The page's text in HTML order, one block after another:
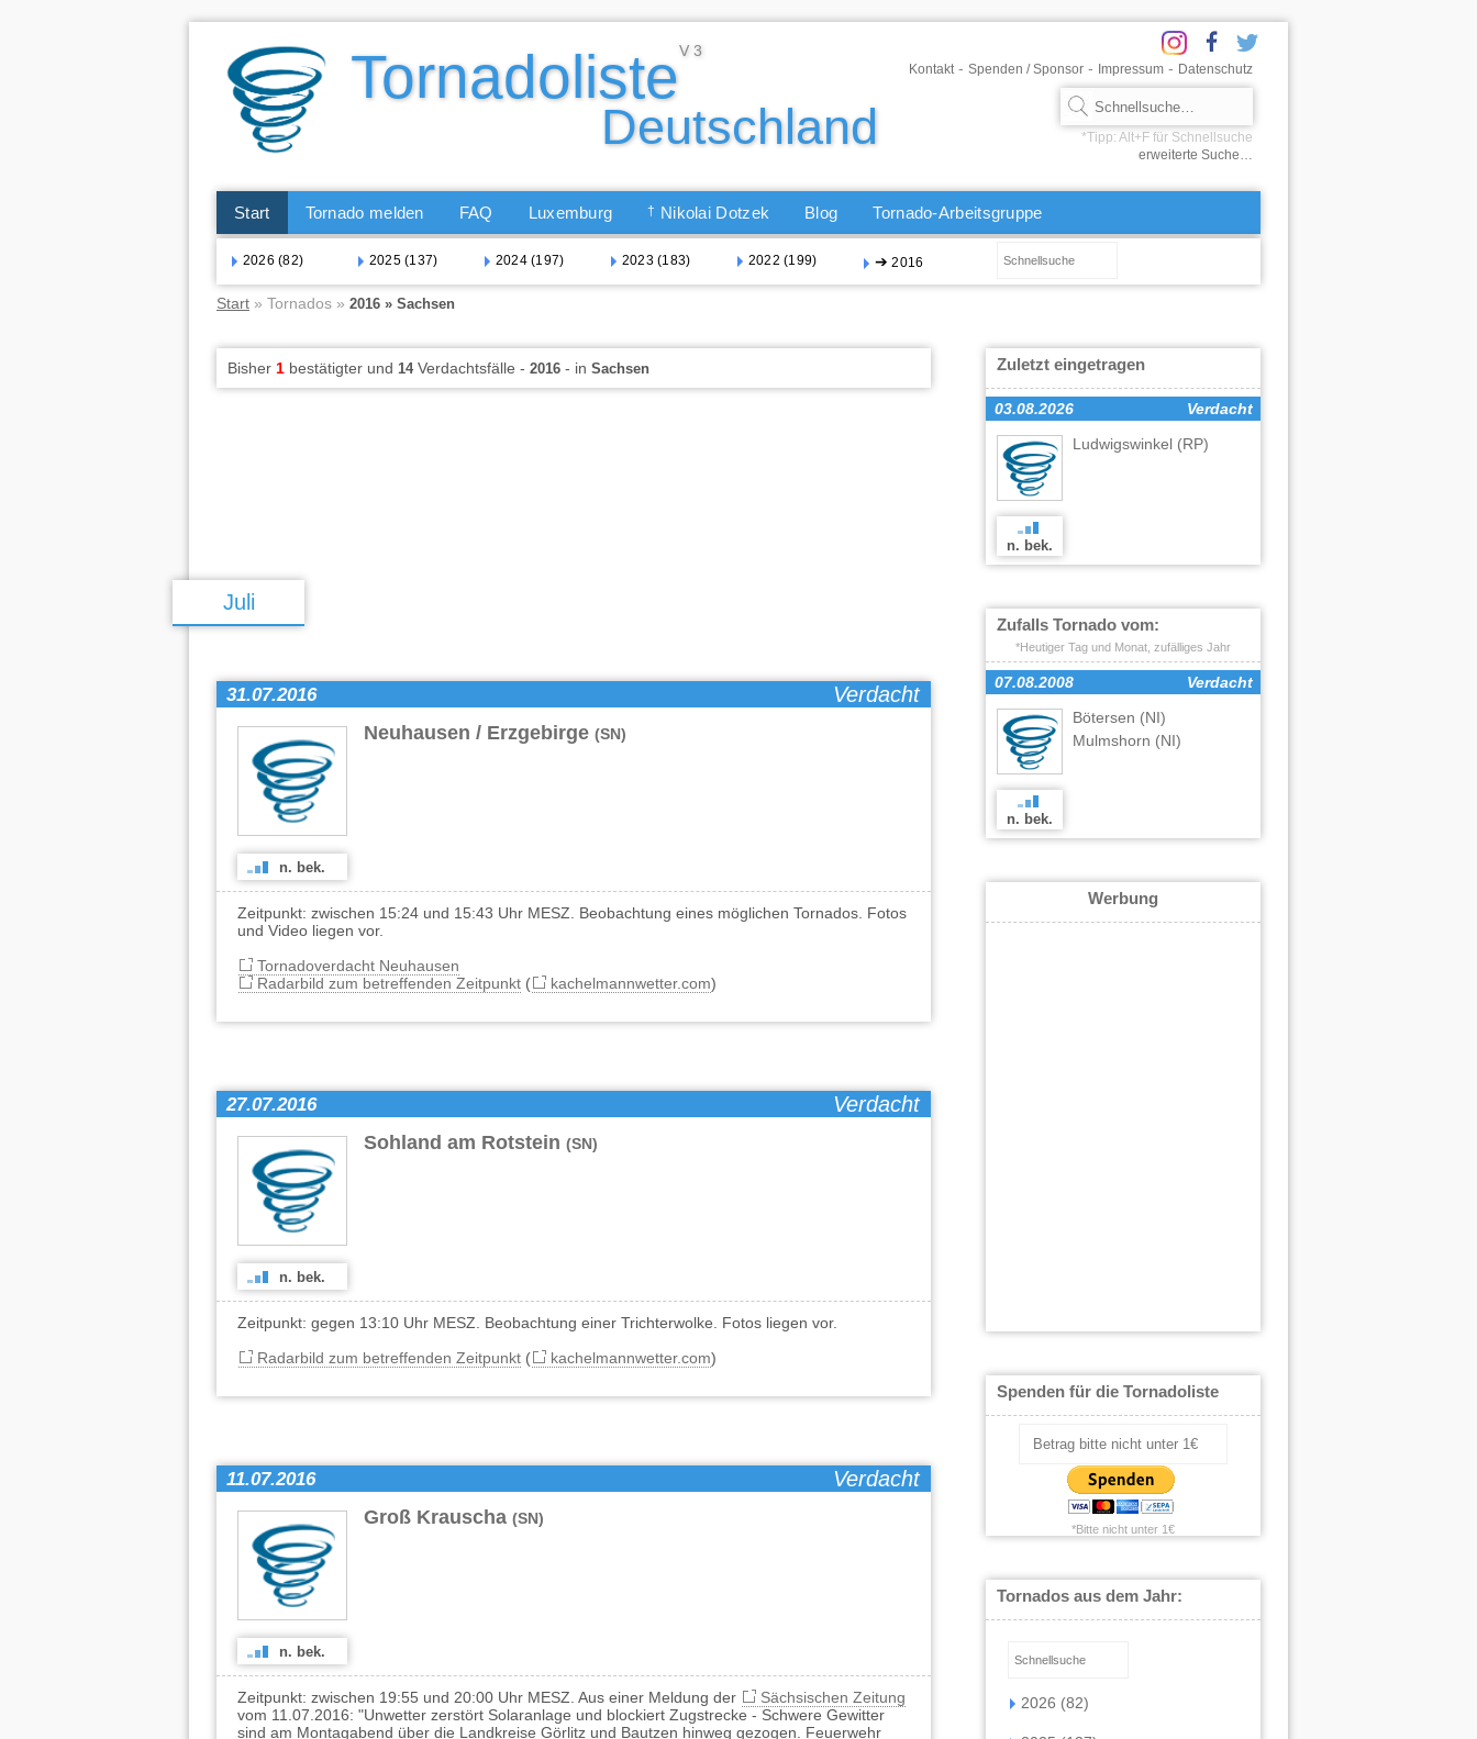
Kontakt - Spenden / Sponsor - Impressum - Datenschutz
erweiterte Suche…
Start Tornado melden FAQ Luxemburg † Nikolai Dotzek Blog Tornado-Arbeitsgruppe
2026 (82) 2025 (137) 2024 (197) 2023 (183) 2022 (199) ➔ 2016
Start » Tornados » 2016 » Sachsen
Bisher 1 bestätigter und 14Verdachtsfälle - 2016 - in Sachsen
Juli
31.07.2016 Verdacht
Neuhausen / Erzgebirge (SN)
n. bek.
Zeitpunkt: zwischen 15:24 und 15:43 Uhr MESZ. Beobachtung eines möglichen Tornados. Fotos
und Video liegen vor.
Tornadoverdacht Neuhausen
Radarbild zum betreffenden Zeitpunkt( kachelmannwetter.com)
27.07.2016 Verdacht
Sohland am Rotstein (SN)
n. bek.
Zeitpunkt: gegen 13:10 Uhr MESZ. Beobachtung einer Trichterwolke. Fotos liegen vor.
Radarbild zum betreffenden Zeitpunkt( kachelmannwetter.com)
11.07.2016 Verdacht
Groß Krauscha (SN)
n. bek.
Zeitpunkt: zwischen 19:55 und 20:00 Uhr MESZ. Aus einer Meldung der
Sächsischen Zeitung
vom 11.07.2016: "Unwetter zerstört Solaranlage und blockiert Zugstrecke - Schwere Gewitter
sind am Montagabend über die Landkreise Görlitz und Bautzen hinweg gezogen. Feuerwehr
Zuletzt eingetragen
03.08.2026
Verdacht
Ludwigswinkel (RP)
n. bek.
Zufalls Tornado vom:
*Heutiger Tag und Monat, zufälliges Jahr
07.08.2008
Verdacht
Bötersen (NI)
Mulmshorn (NI)
n. bek.
Werbung
Spenden für die Tornadoliste
*Bitte nicht unter 1€
Tornados aus dem Jahr:
2026 (82)